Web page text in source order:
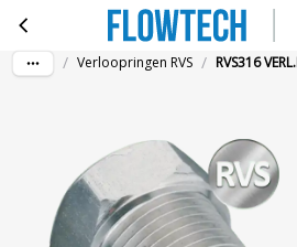
Ga naar hoofdinhoudRVS316 VERL.RING BI
/ Verloopringen RVS / RVS316